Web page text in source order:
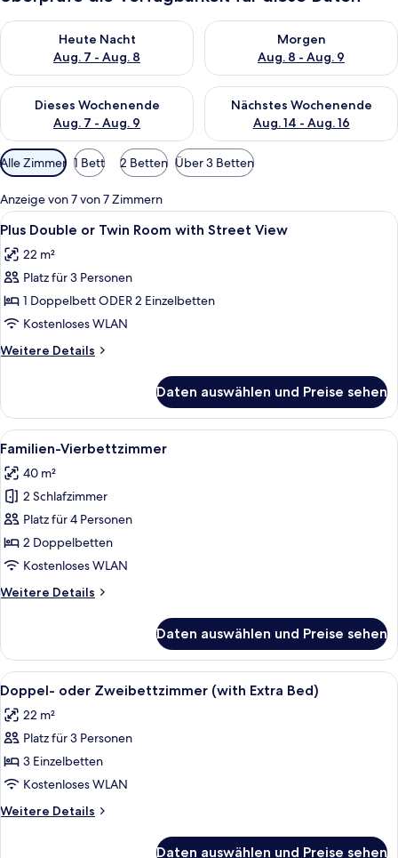
Heute Nacht
Aug. 7 - Aug. 8
Überprüfe die Verfügbarkeit für heute Nacht, Aug. 7 - Aug. 8.
Morgen
Aug. 8 - Aug. 9
Überprüfe die Verfügbarkeit
Dieses Wochenende
Aug. 7 - Aug. 9
Überprüfe die Verfügbarkeit für dieses Wochenende, Aug. 7
Nächstes Wochenende
Aug. 14 - Aug. 16
Überprüfe die Verfügbarkeit
Verfügbare
Filter
für
Zimmer
Alle Zimmer 1 Bett 2 Betten Über 3 Betten
Anzeige von 7 von 7 Zimmern
Alle
Fotos
für
Plus
Double
or
Twin
Room
Street
View
anzeigen
Ein Hotelzimmer mit einem großen
7
Plus Double or Twin Room with Street View
22 m²
Platz für 3 Personen
1 Doppelbett ODER 2 Einzelbetten
Kostenloses WLAN
Weitere Details
Weitere
Double
or
Twin
with
Street
Daten auswählen und Preise sehen
Alle
Fotos
für
Familien-
Vierbettzimmer
anzeigen
Ein Hotelzimmer mit Marmorwand,
16
Familien-Vierbettzimmer
40 m²
2 Schlafzimmer
Platz für 4 Personen
2 Doppelbetten
Kostenloses WLAN
Weitere Details
Weitere
Vierbettzimmer
Daten auswählen und Preise sehen
Alle
Fotos
für
Doppel-
oder
Zweibettzimmer
(with
Extra
Ein Hotelzimmer mit einer großen
9
Doppel- oder Zweibettzimmer (with Extra Bed)
22 m²
Platz für 3 Personen
3 Einzelbetten
Kostenloses WLAN
Weitere Details
Weitere
Daten auswählen und Preise sehen